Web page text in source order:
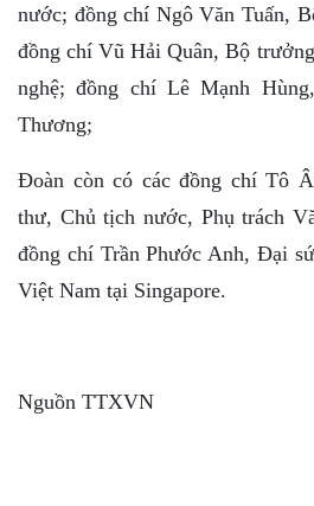
nước; đồng chí Ngô Văn Tuấn,
đồng chí Vũ Hải Quân, Bộ
nghệ; đồng chí Lê Mạnh
Thương;
Đoàn còn có các đồng chí Tô
thư, Chủ tịch nước, Phụ trách
đồng chí Trần Phước Anh, Đại
Việt Nam tại Singapore.
Nguồn TTXVN